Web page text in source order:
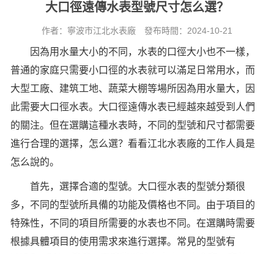
大口徑遠傳水表型號尺寸怎么選？
作者：寧波市江北水表廠 發布時間：2024-10-21
因為用水量大小的不同，水表的口徑大小也不一樣，
普通的家庭只需要小口徑的水表就可以滿足日常用水，而
大型工廠、建筑工地、蔬菜大棚等場所因為用水量大，因
此需要大口徑水表。大口徑遠傳水表已經越來越受到人們
的關注。但在選購這種水表時，不同的型號和尺寸都需要
進行合理的選擇，怎么選？看看江北水表廠的工作人員是
怎么說的。
首先，選擇合適的型號。大口徑水表的型號分類很
多，不同的型號所具備的功能及價格也不同。由于項目的
特殊性，不同的項目所需要的水表也不同。在選購時需要
根據具體項目的使用需求來進行選擇。常見的型號有